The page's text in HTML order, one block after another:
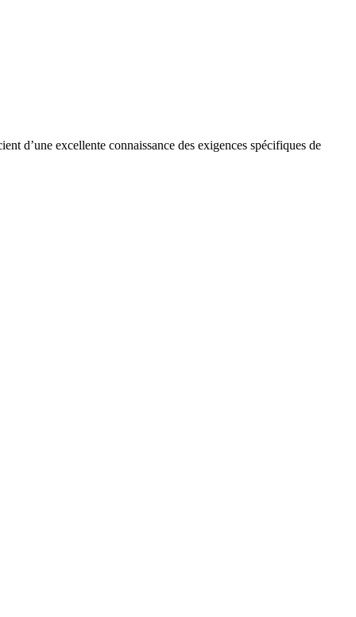
d’une excellente connaissance des exigences spécifiques de